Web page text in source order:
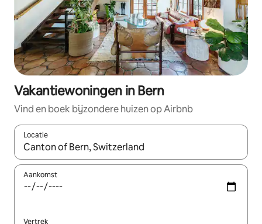
Vakantiewoningen in Bern
Vind en boek bijzondere huizen op Airbnb
Locatie
Wanneer er suggesties beschikbaar zijn, maak je een keuze
Aankomst
Vertrek